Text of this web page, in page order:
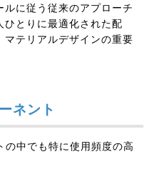
に従う従来のアプローチ
ひとりに最適化された配
テリアルデザインの重要
ネント
の中でも特に使用頻度の高